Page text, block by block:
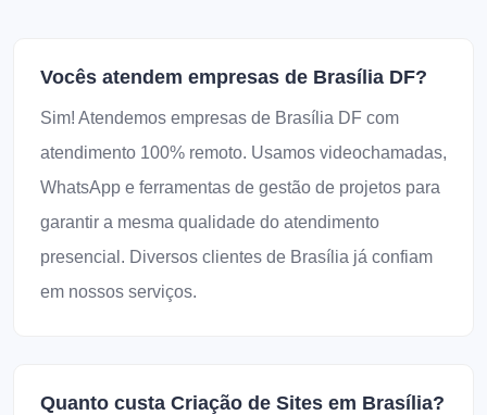
Vocês atendem empresas de Brasília DF?
Sim! Atendemos empresas de Brasília DF com
atendimento 100% remoto. Usamos videochamadas,
WhatsApp e ferramentas de gestão de projetos para
garantir a mesma qualidade do atendimento
presencial. Diversos clientes de Brasília já confiam
em nossos serviços.
Quanto custa Criação de Sites em Brasília?